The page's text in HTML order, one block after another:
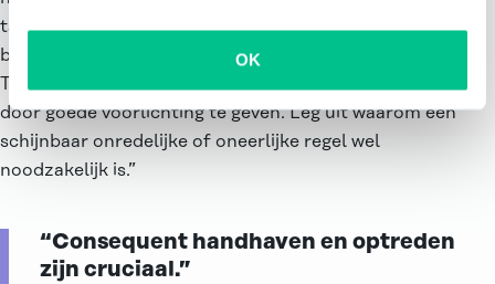
OK
taak van de overheid om uit te leggen waarom
bepaalde regels er zijn en hoe ze werken.
Toezichthouders kunnen daarbij ook een rol spelen
door goede voorlichting te geven. Leg uit waarom een
schijnbaar onredelijke of oneerlijke regel wel
noodzakelijk is.”
“Consequent handhaven en optreden
zijn cruciaal.”